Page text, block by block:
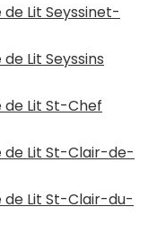
Lit Seyssinet-
Lit Seyssins
Lit St-Chef
de Lit St-Clair-de-
de Lit St-Clair-du-